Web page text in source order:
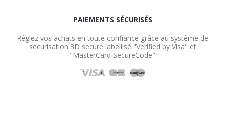
PAIEMENTS SÉCURISÉS
Réglez vos achats en toute confiance grâce au système de
sécurisation 3D secure labellisé "Verified by Visa" et
"MasterCard SecureCode"